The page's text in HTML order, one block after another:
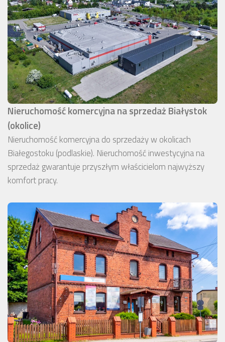
Nieruchomość komercyjna na sprzedaż Białystok
(okolice)
Nieruchomość komercyjna do sprzedaży w okolicach
Białegostoku (podlaskie). Nieruchomość inwestycyjna na
sprzedaż gwarantuje przyszłym właścicielom najwyższy
komfort pracy.